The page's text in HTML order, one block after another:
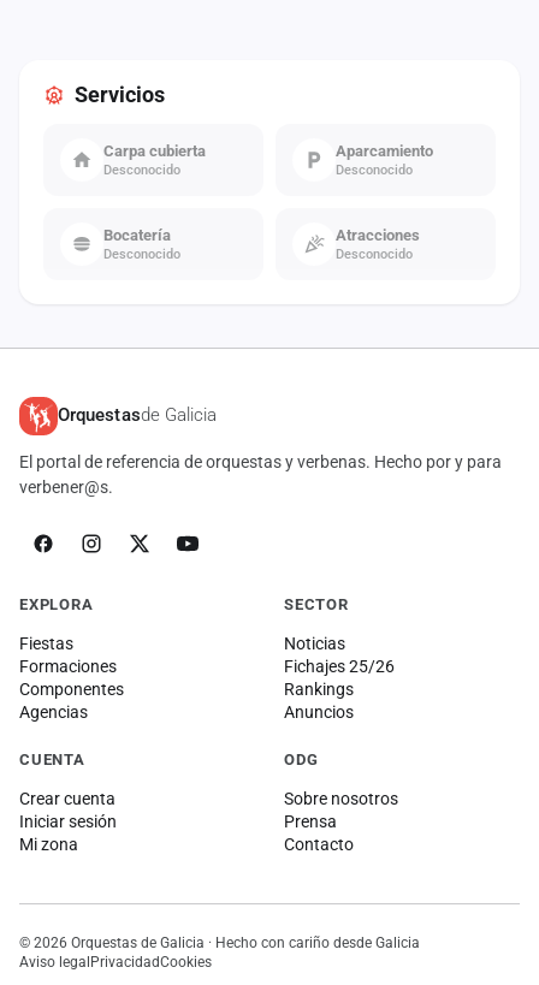
Servicios
Carpa cubierta
Desconocido
Aparcamiento
Desconocido
Bocatería
Desconocido
Atracciones
Desconocido
Orquestasde Galicia
El portal de referencia de orquestas y verbenas. Hecho por y para
verbener@s.
EXPLORA
Fiestas
Formaciones
Componentes
Agencias
SECTOR
Noticias
Fichajes 25/26
Rankings
Anuncios
CUENTA
Crear cuenta
Iniciar sesión
Mi zona
ODG
Sobre nosotros
Prensa
Contacto
© 2026 Orquestas de Galicia · Hecho con cariño desde Galicia
Aviso legalPrivacidadCookies